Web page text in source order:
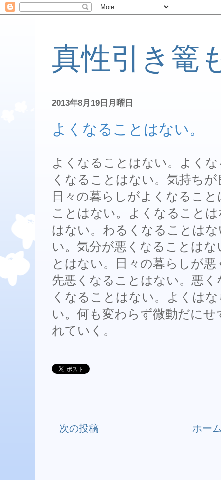
真性引き篭
2013年8月19日月曜日
よくなることはない。
よくなることはない。よく
くなることはない。気持ち
日々の暮らしがよくなるこ
ことはない。よくなること
はない。わるくなることは
い。気分が悪くなることは
とはない。日々の暮らしが
先悪くなることはない。悪
くなることはない。よくは
い。何も変わらず微動だに
れていく。
次の投稿 ホー